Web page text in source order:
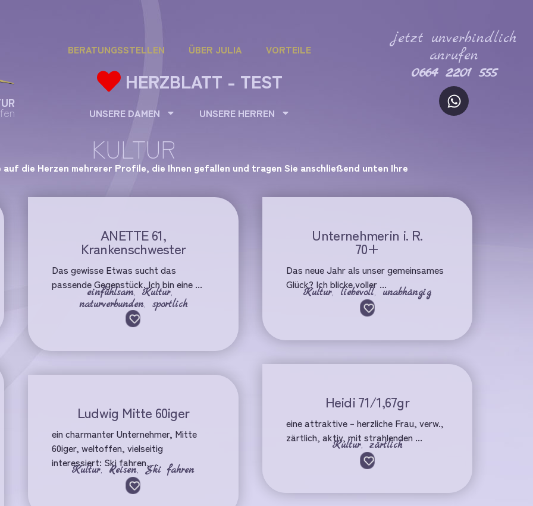
BERATUNGSSTELLEN ÜBER JULIA VORTEILE
HERZBLATT - TEST
UNSERE DAMEN UNSERE HERREN
jetzt unverbindlich
anrufen
0664 2201 555
KULTUR
die Herzen mehrerer Profile, die Ihnen gefallen und tragen Sie anschließend unten Ihre
ANETTE 61,
Krankenschwester
Das gewisse Etwas sucht das
passende Gegenstück. Ich bin eine ...
einfühlsam,Kultur,
naturverbunden, sportlich
Unternehmerin i. R.
70+
Das neue Jahr als unser gemeinsames
Glück? Ich blicke voller ...
Kultur,liebevoll,unabhängig
Heidi 71/1,67gr
eine attraktive – herzliche Frau, verw.,
zärtlich, aktiv, mit strahlenden ...
Kultur,zärtlich
Ludwig Mitte 60iger
ein charmanter Unternehmer, Mitte
60iger, weltoffen, vielseitig
interessiert: Ski fahren, ...
Kultur,Reisen,Ski fahren